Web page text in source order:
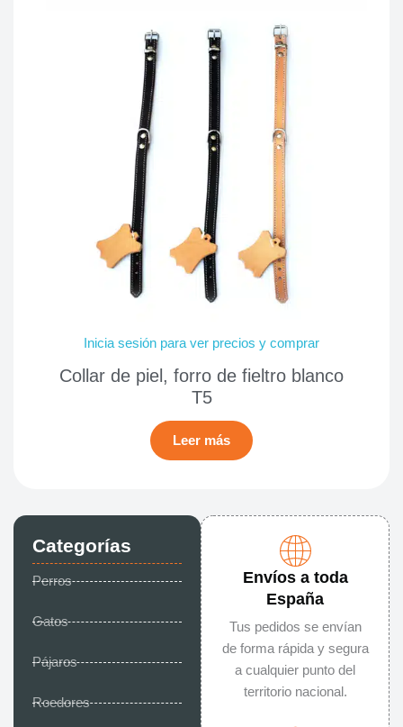
Categorías
Perros
Gatos
Pájaros
Roedores
Envíos a toda
España
Tus pedidos se envían
de forma rápida y segura
a cualquier punto del
territorio nacional.
Inicia sesión para ver precios y comprar
Collar de piel, forro de fieltro blanco
T5
Leer más